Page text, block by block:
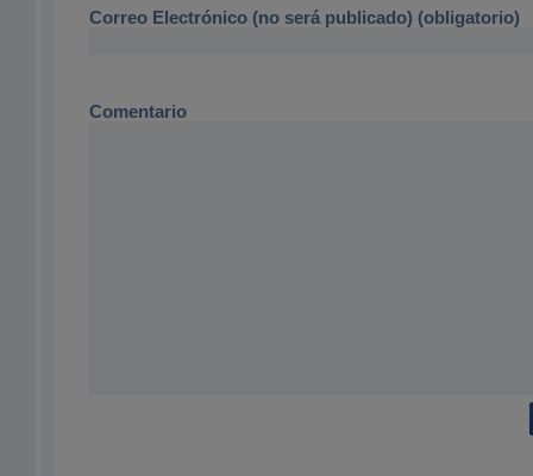
Correo Electrónico (no será publicado) (obligatorio)
Comentario